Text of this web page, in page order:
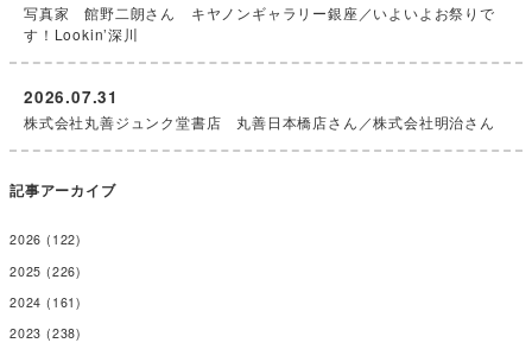
写真家 館野二朗さん キヤノンギャラリー銀座／いよいよお祭りで
す！Lookin’深川
株式会社丸善ジュンク堂書店 丸善日本橋店さん／株式会社明治さん
2026.07.31
記事アーカイブ
2026 (122)
2025 (226)
2024 (161)
2023 (238)